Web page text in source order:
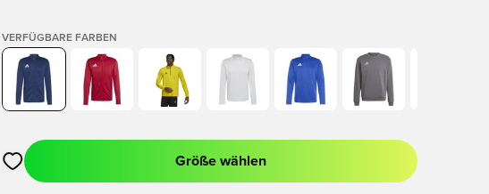
VERFÜGBARE FARBEN
Öffnet ein Fenster zum Anmelden oder Registrieren als Mitglied
Größe wählen